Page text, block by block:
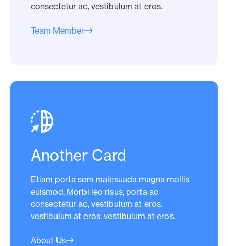
consectetur ac, vestibulum at eros.
Team Member
Another Card
Etiam porta sem malesuada magna mollis
euismod. Morbi leo risus, porta ac
consectetur ac, vestibulum at eros.
vestibulum at eros. vestibulum at eros.
About Us